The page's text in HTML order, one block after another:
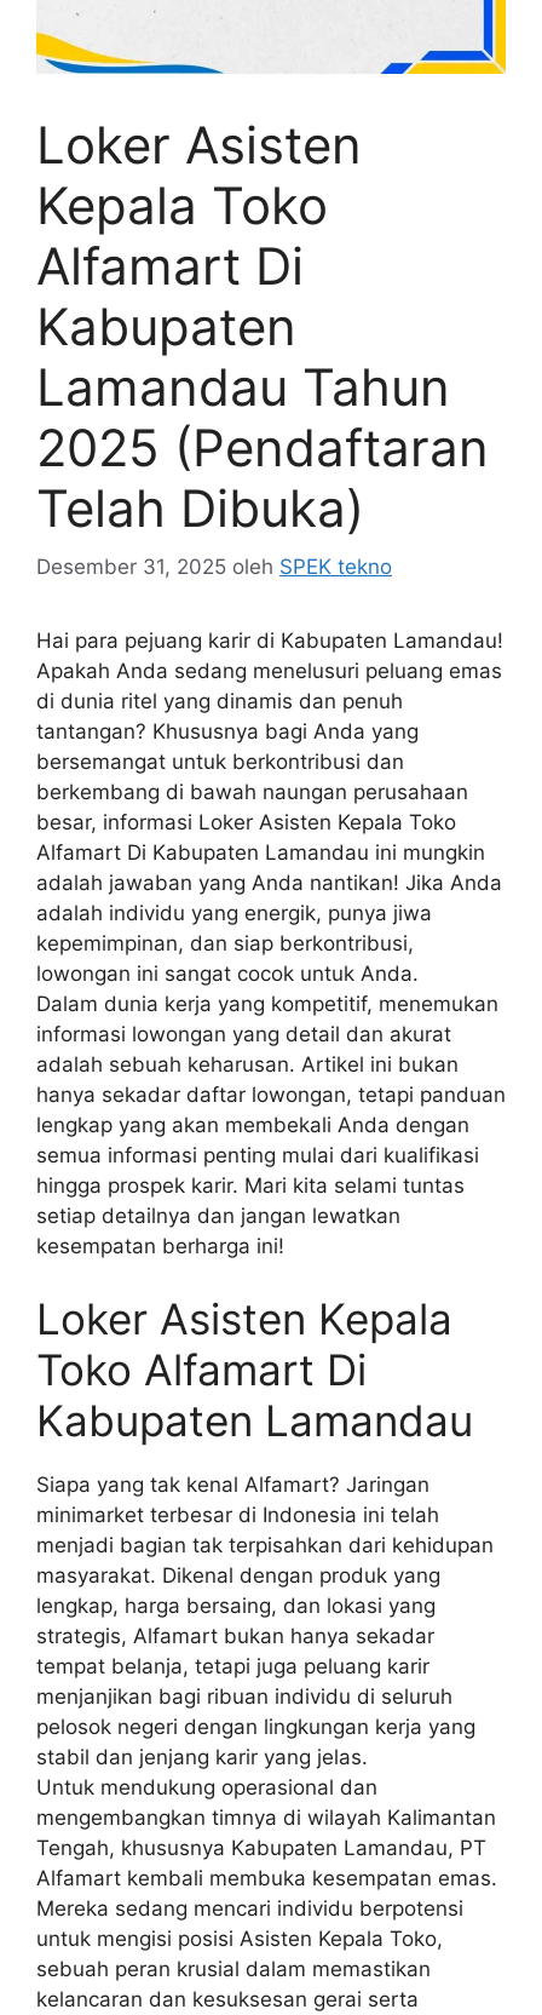
Loker Asisten
Kepala Toko
Alfamart Di
Kabupaten
Lamandau Tahun
2025 (Pendaftaran
Telah Dibuka)
Desember 31, 2025 oleh SPEK tekno
Hai para pejuang karir di Kabupaten Lamandau!
Apakah Anda sedang menelusuri peluang emas
di dunia ritel yang dinamis dan penuh
tantangan? Khususnya bagi Anda yang
bersemangat untuk berkontribusi dan
berkembang di bawah naungan perusahaan
besar, informasi Loker Asisten Kepala Toko
Alfamart Di Kabupaten Lamandau ini mungkin
adalah jawaban yang Anda nantikan! Jika Anda
adalah individu yang energik, punya jiwa
kepemimpinan, dan siap berkontribusi,
lowongan ini sangat cocok untuk Anda.
Dalam dunia kerja yang kompetitif, menemukan
informasi lowongan yang detail dan akurat
adalah sebuah keharusan. Artikel ini bukan
hanya sekadar daftar lowongan, tetapi panduan
lengkap yang akan membekali Anda dengan
semua informasi penting mulai dari kualifikasi
hingga prospek karir. Mari kita selami tuntas
setiap detailnya dan jangan lewatkan
kesempatan berharga ini!
Loker Asisten Kepala
Toko Alfamart Di
Kabupaten Lamandau
Siapa yang tak kenal Alfamart? Jaringan
minimarket terbesar di Indonesia ini telah
menjadi bagian tak terpisahkan dari kehidupan
masyarakat. Dikenal dengan produk yang
lengkap, harga bersaing, dan lokasi yang
strategis, Alfamart bukan hanya sekadar
tempat belanja, tetapi juga peluang karir
menjanjikan bagi ribuan individu di seluruh
pelosok negeri dengan lingkungan kerja yang
stabil dan jenjang karir yang jelas.
Untuk mendukung operasional dan
mengembangkan timnya di wilayah Kalimantan
Tengah, khususnya Kabupaten Lamandau, PT
Alfamart kembali membuka kesempatan emas.
Mereka sedang mencari individu berpotensi
untuk mengisi posisi Asisten Kepala Toko,
sebuah peran krusial dalam memastikan
kelancaran dan kesuksesan gerai serta